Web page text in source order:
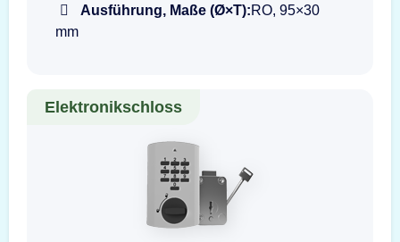
Ausführung, Maße (Ø×T):RO, 95×30
mm
Elektronikschloss